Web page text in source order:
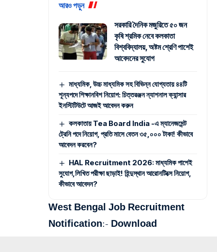
আরও পড়ুন
সরকারি দৈনিক মজুরিতে ৫০ জন
কৃষি শ্রমিক নেবে কলকাতা
বিশ্ববিদ্যালয়, অষ্টম শ্রেণি পাশেই
আবেদনের সুযোগ
মাধ্যমিক, উচ্চ মাধ্যমিক সহ বিভিন্ন যোগ্যতায় ৪৪টি
শূন্যপদে শিক্ষানবিশ নিয়োগ: চিত্তরঞ্জন ন্যাশনাল ক্যান্সার
ইনস্টিটিউটে আজই আবেদন করুন
কলকাতায় Tea Board India -এ ম্যানেজমেন্ট
ট্রেনি পদে নিয়োগ, প্রতি মাসে বেতন ৩৫,০০০ টাকা! কীভাবে
আবেদন করবেন?
HAL Recruitment 2026: মাধ্যমিক পাশেই
সুযোগ,লিখিত পরীক্ষা ছাড়াই! হিন্দুস্থান আরোনটিক্সে নিয়োগ,
কীভাবে আবেদন?
West Bengal Job Recruitment
Notification:- Download